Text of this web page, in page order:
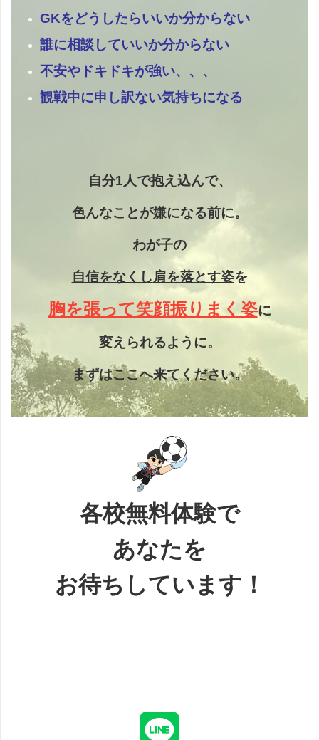
GKをどうしたらいいか分からない
誰に相談していいか分からない
不安やドキドキが強い、、、
観戦中に申し訳ない気持ちになる
自分1人で抱え込んで、
色んなことが嫌になる前に。
わが子の
自信をなくし肩を落とす姿を
胸を張って笑顔振りまく姿に
変えられるように。
まずはここへ来てください。
各校無料体験で
あなたを
お待ちしています！